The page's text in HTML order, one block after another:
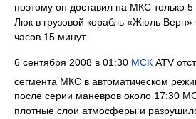
поэтому он доставил на МКС только 5
Люк в грузовой корабль «Жюль
часов 15 минут.
6 сентября 2008 в 01:30 МСК ATV
сегмента МКС в автоматическом
после серии маневров около 17:30
плотные слои атмосферы и